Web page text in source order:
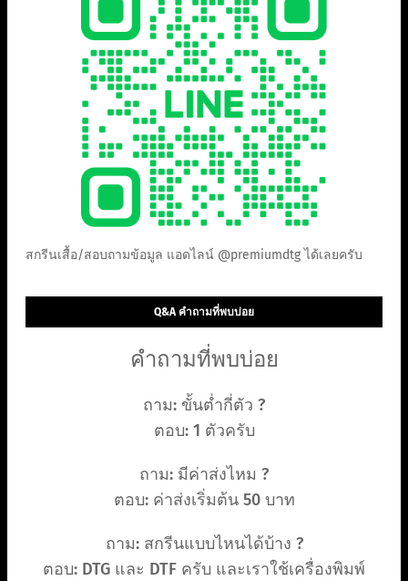
สกรีนเสื้อ/สอบถามข้อมูล แอดไลน์ @premiumdtg ได้เลยครับ
Q&A คำถามที่พบบ่อย
คำถามที่พบบ่อย
ถาม: ขั้นต่ำกี่ตัว ?
ตอบ: 1 ตัวครับ
ถาม: มีค่าส่งไหม ?
ตอบ: ค่าส่งเริ่มต้น 50 บาท
ถาม: สกรีนแบบไหนได้บ้าง ?
ตอบ: DTG และ DTF ครับ และเราใช้เครื่องพิมพ์